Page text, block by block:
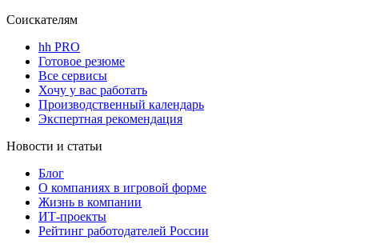
Соискателям
hh PRO
Готовое резюме
Все сервисы
Хочу у вас работать
Производственный календарь
Экспертная рекомендация
Новости и статьи
Блог
О компаниях в игровой форме
Жизнь в компании
ИТ-проекты
Рейтинг работодателей России